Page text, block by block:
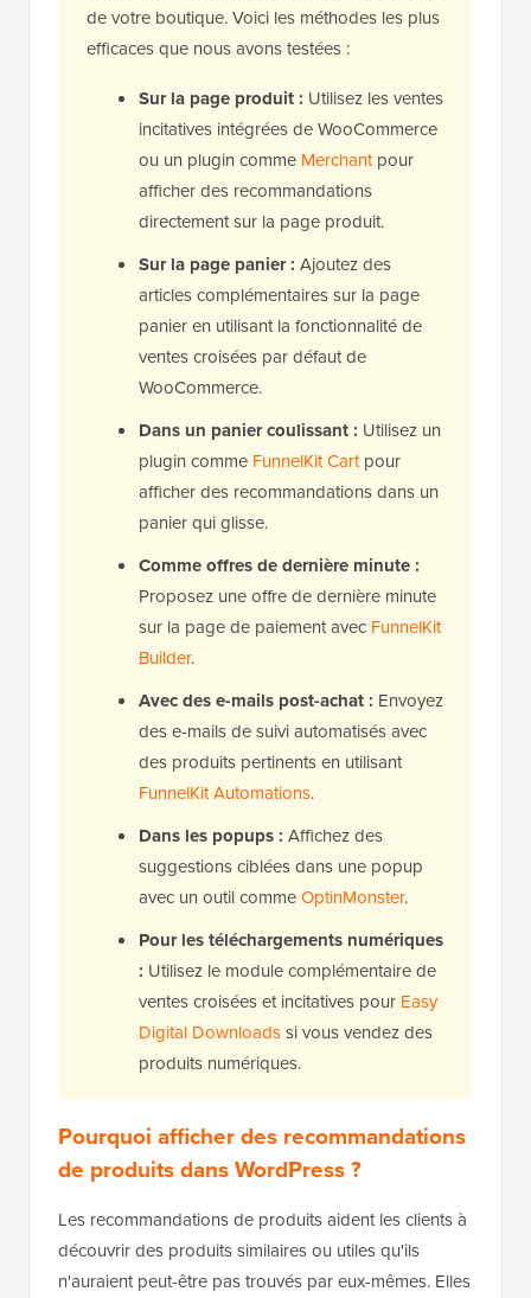
de votre boutique. Voici les méthodes les plus
efficaces que nous avons testées :
Sur la page produit : Utilisez les ventes
incitatives intégrées de WooCommerce
ou un plugin comme Merchantpour
afficher des recommandations
directement sur la page produit.
Sur la page panier : Ajoutez des
articles complémentaires sur la page
panier en utilisant la fonctionnalité de
ventes croisées par défaut de
WooCommerce.
Dans un panier coulissant : Utilisez un
plugin comme FunnelKit Cartpour
afficher des recommandations dans un
panier qui glisse.
Comme offres de dernière minute :
Proposez une offre de dernière minute
sur la page de paiement avec FunnelKit
Builder.
Avec des e-mails post-achat : Envoyez
des e-mails de suivi automatisés avec
des produits pertinents en utilisant
FunnelKit Automations.
Dans les popups : Affichez des
suggestions ciblées dans une popup
avec un outil commeOptinMonster.
Pour les téléchargements numériques
: Utilisez le module complémentaire de
ventes croisées et incitatives pour Easy
Digital Downloadssi vous vendez des
produits numériques.
Pourquoi afficher des recommandations
de produits dans WordPress ?
Les recommandations de produits aident les clients à
découvrir des produits similaires ou utiles qu'ils
n'auraient peut-être pas trouvés par eux-mêmes. Elles